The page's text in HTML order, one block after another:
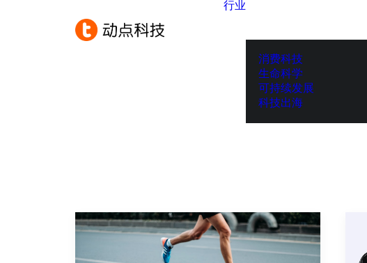
行业
消费科技
生命科学
可持续发展
科技出海